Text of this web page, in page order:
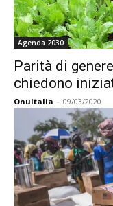
Agenda 2030
Parità di
chiedono
OnuItalia - 09/03/2020